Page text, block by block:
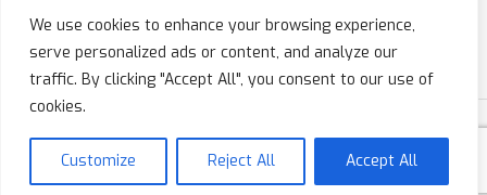
We use cookies to enhance your browsing experience,
serve personalized ads or content, and analyze our
traffic. By clicking "Accept All", you consent to our use of
cookies.
Customize Reject All Accept All
10 Min Read
Copyright © 2020-2025 IPresso S.A. Marketing Automation
Polityka prywatności